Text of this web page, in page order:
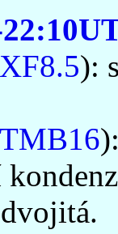
XF8.5):
TMB16